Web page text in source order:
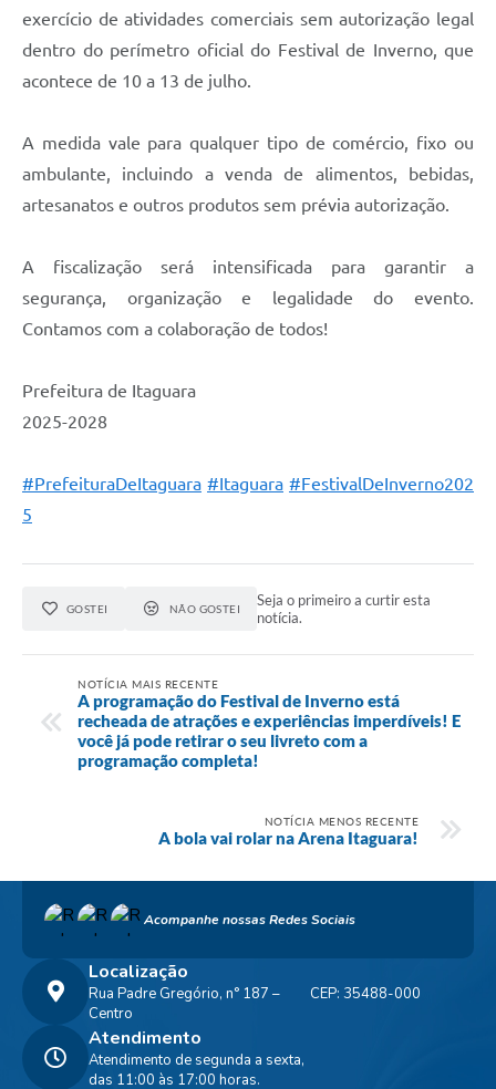
exercício de atividades comerciais sem autorização legal
dentro do perímetro oficial do Festival de Inverno, que
acontece de 10 a 13 de julho.
A medida vale para qualquer tipo de comércio, fixo ou
ambulante, incluindo a venda de alimentos, bebidas,
artesanatos e outros produtos sem prévia autorização.
A fiscalização será intensificada para garantir a
segurança, organização e legalidade do evento.
Contamos com a colaboração de todos!
Prefeitura de Itaguara
2025-2028
#PrefeituraDeItaguara #Itaguara #FestivalDeInverno202
5
GOSTEI NÃO GOSTEI
Seja o primeiro a curtir esta
notícia.
NOTÍCIA MAIS RECENTE
A programação do Festival de Inverno está
recheada de atrações e experiências imperdíveis! E
você já pode retirar o seu livreto com a
programação completa!
NOTÍCIA MENOS RECENTE
A bola vai rolar na Arena Itaguara!
Acompanhe nossas Redes Sociais
Localização
Rua Padre Gregório, n° 187 –
Centro
CEP: 35488-000
Atendimento
Atendimento de segunda a sexta,
das 11:00 às 17:00 horas.